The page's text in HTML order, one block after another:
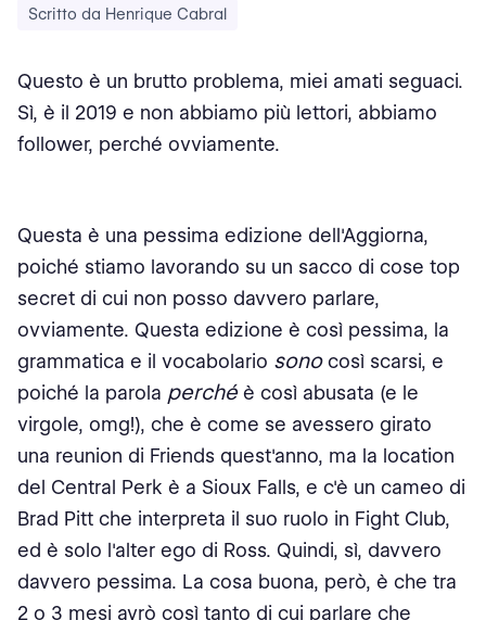
Scritto da Henrique Cabral
Questo è un brutto problema, miei amati seguaci.
Sì, è il 2019 e non abbiamo più lettori, abbiamo
follower, perché ovviamente.
Questa è una pessima edizione dell'Aggiorna,
poiché stiamo lavorando su un sacco di cose top
secret di cui non posso davvero parlare,
ovviamente. Questa edizione è così pessima, la
grammatica e il vocabolario sonocosì scarsi, e
poiché la parola perchéè così abusata (e le
virgole, omg!), che è come se avessero girato
una reunion di Friends quest'anno, ma la location
del Central Perk è a Sioux Falls, e c'è un cameo di
Brad Pitt che interpreta il suo ruolo in Fight Club,
ed è solo l'alter ego di Ross. Quindi, sì, davvero
davvero pessima. La cosa buona, però, è che tra
2 o 3 mesi avrò così tanto di cui parlare che